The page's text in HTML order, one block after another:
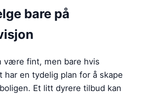
bare på
være fint, men bare hvis
har en tydelig plan for å skape
Et litt dyrere tilbud kan